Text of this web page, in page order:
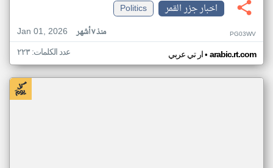
اخبار جزر القمر
Politics
Jan 01, 2026
منذ ٧ أشهر PG03WV
ار تي عربي• arabic.rt.com عدد الكلمات: ٢٢٣